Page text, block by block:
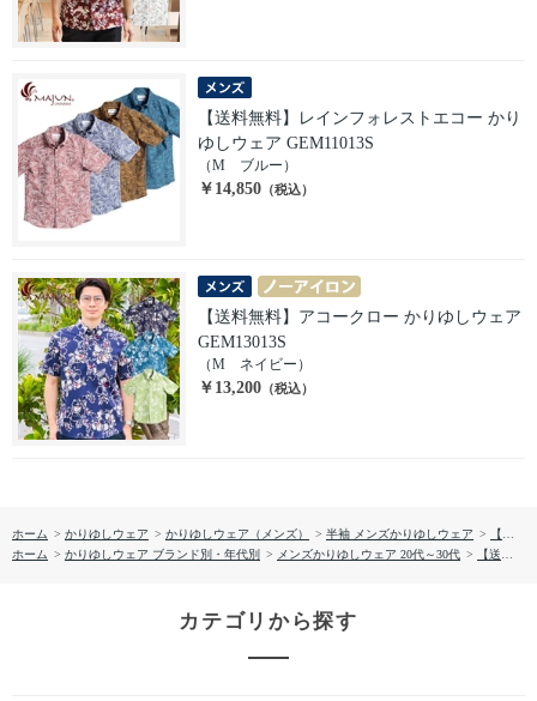
【送料無料】レインフォレストエコー かり
ゆしウェア GEM11013S
（M ブルー）
￥14,850 （税込）
【送料無料】アコークロー かりゆしウェア
GEM13013S
（M ネイビー）
￥13,200 （税込）
ホーム > かりゆしウェア > かりゆしウェア（メンズ） > 半袖 メンズかりゆしウェア >
【送料無料】ローバストサラサ かりゆしウェア GEM10013H
ホーム > かりゆしウェア ブランド別・年代別 > メンズかりゆしウェア 20代～30代 > 【送料無料】ローバストサラサ かりゆしウェア GEM10013H
カテゴリから探す